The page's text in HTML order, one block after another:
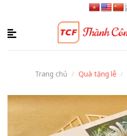
content
Trang chủ / Quà tặng lễ /